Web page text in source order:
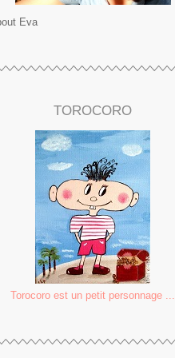
Eva
TOROCORO
Torocoro est un petit personnage ...